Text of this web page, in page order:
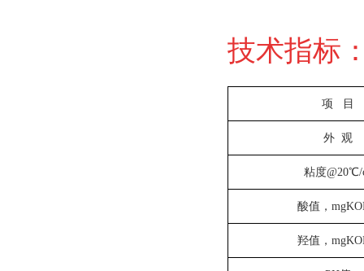
技术指标
项 目
外 观
粘度@20℃/
酸值，
羟值，